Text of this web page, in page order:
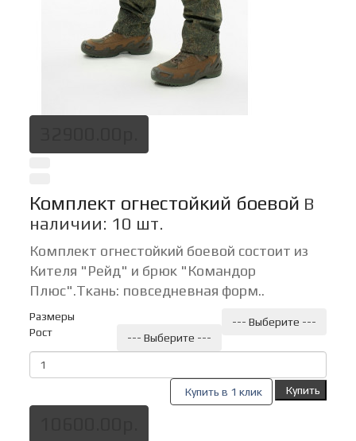
Комплект огнестойкий боевой В
наличии: 10 шт.
Комплект огнестойкий боевой состоит из
Кителя "Рейд" и брюк "Командор
Плюс".Ткань: повседневная форм..
Размеры
--- Выберите ---
Рост
--- Выберите ---
Купить в 1 клик Купить